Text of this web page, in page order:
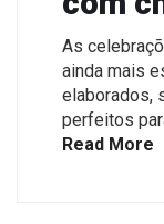
As
ainda mais
elaborados,
perfeitos
Read More